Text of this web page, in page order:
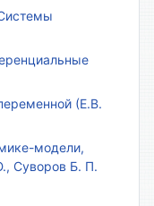
(Е.В.
модели,
Суворов Б. П.